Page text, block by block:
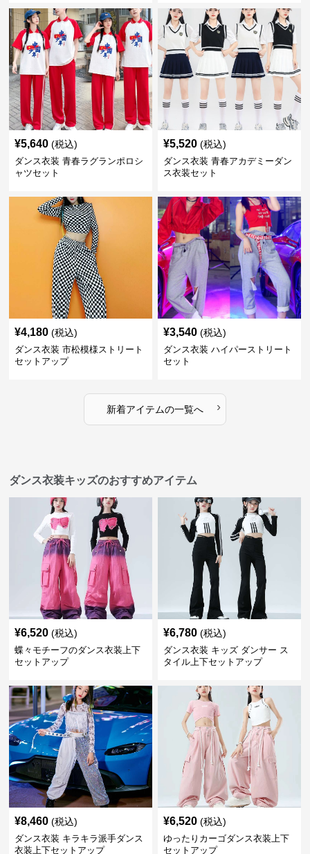
¥5,640 (税込)
ダンス衣装 青春ラグランポロシ
ャツセット
¥5,520 (税込)
ダンス衣装 青春アカデミーダン
ス衣装セット
¥4,180 (税込)
ダンス衣装 市松模様ストリート
セットアップ
¥3,540 (税込)
ダンス衣装 ハイパーストリート
セット
新着アイテムの一覧へ ›
ダンス衣装キッズのおすすめアイテム
¥6,520 (税込)
蝶々モチーフのダンス衣装上下
セットアップ
¥6,780 (税込)
ダンス衣装 キッズ ダンサー ス
タイル上下セットアップ
¥8,460 (税込)
ダンス衣装 キラキラ派手ダンス
衣装上下セットアップ
¥6,520 (税込)
ゆったりカーゴダンス衣装上下
セットアップ